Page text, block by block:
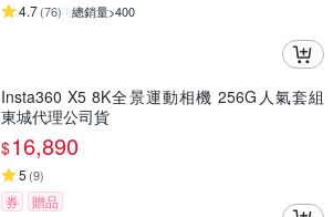
4.7(76) 總銷量>400
Insta360 X5 8K全景運動相機 256G人氣套組
東城代理公司貨
$16,890
5 (9)
券 贈品